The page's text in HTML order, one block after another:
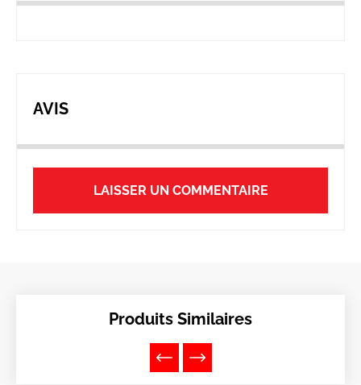
AVIS
LAISSER UN COMMENTAIRE
Produits Similaires